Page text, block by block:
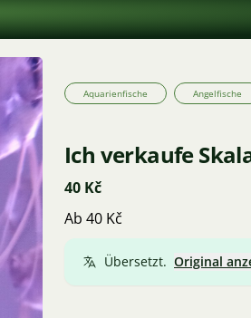
Aquarienfische Angelfische
Ich verkaufe
40 Kč
Ab 40 Kč
Übersetzt. Original